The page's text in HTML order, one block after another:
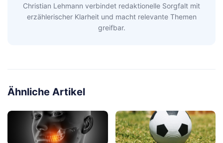
Christian Lehmann verbindet redaktionelle Sorgfalt mit
erzählerischer Klarheit und macht relevante Themen
greifbar.
Ähnliche Artikel